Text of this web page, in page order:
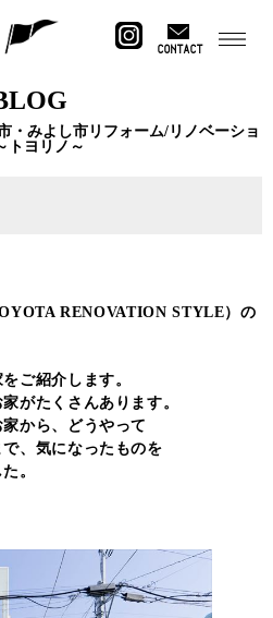
CONTACT
・みよし市リフォーム/リノベーショ
トヨリノ～
RENOVATION STYLE）の
ご紹介します。
がたくさんあります。
から、どうやって
、気になったものを
。